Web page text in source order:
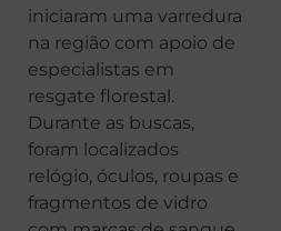
iniciaram uma varredura
na região com apoio de
especialistas em
resgate florestal.
Durante as buscas,
foram localizados
relógio, óculos, roupas e
fragmentos de vidro